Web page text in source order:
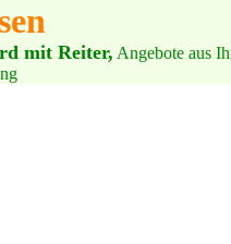
mit Reiter, Angebote aus